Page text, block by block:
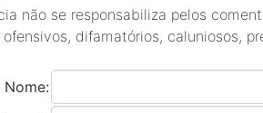
não se responsabiliza pelos
difamatórios, caluniosos,
Nome: